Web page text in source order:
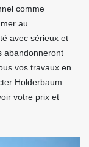
comme
au
avec sérieux et
abandonneront
vos travaux en
Holderbaum
votre prix et